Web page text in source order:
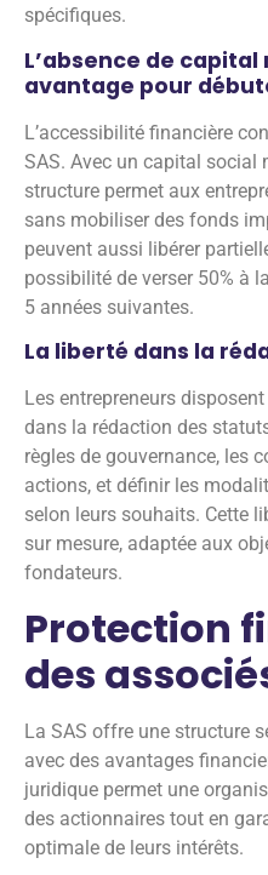
spécifiques.
L’absence de
avantage pour
L’accessibilité financière
SAS. Avec un capital social
structure permet aux
sans mobiliser des fonds
peuvent aussi libérer
possibilité de verser 50% à
5 années suivantes.
La liberté dans la
Les entrepreneurs
dans la rédaction des
règles de gouvernance, les
actions, et définir les
selon leurs souhaits. Cette
sur mesure, adaptée aux
fondateurs.
Protection
des
La SAS offre une structure
avec des avantages
juridique permet une
des actionnaires tout en
optimale de leurs intérêts.